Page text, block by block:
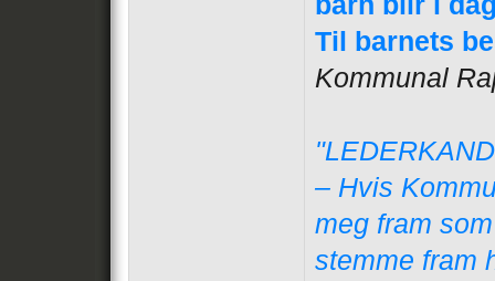
Til barnets
Kommunal
– Hvis
meg fram
stemme fram